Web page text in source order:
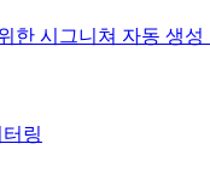
한 시그니쳐 자동 생성
링